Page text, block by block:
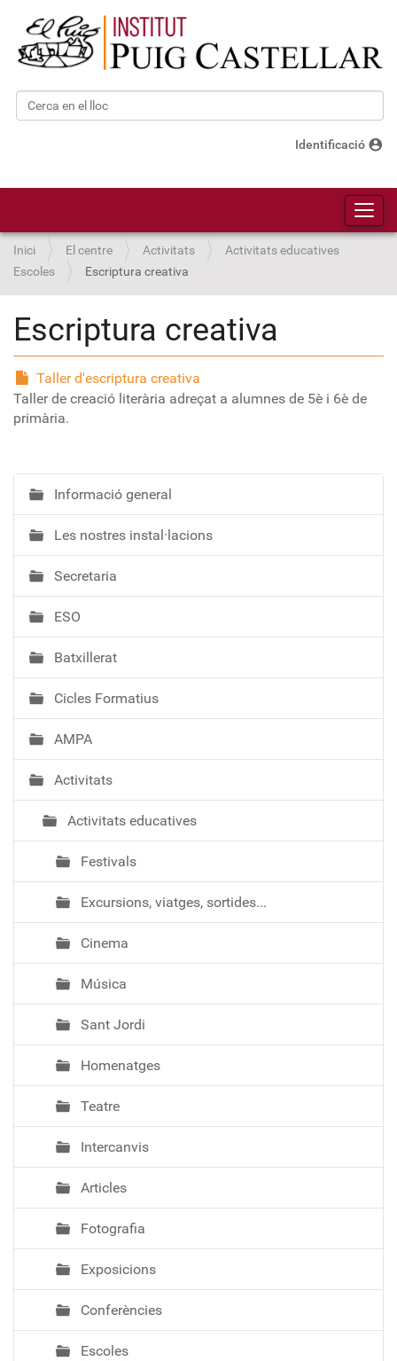
Cerca
Identificació account_circle
Inici El centre Activitats
Activitats educatives
Escoles
Escriptura creativa
Escriptura creativa
Taller d'escriptura creativa
Taller de creació literària adreçat a alumnes de 5è i 6è de
primària.
N
a
v
e
g
a
c
ó
Informació general
Les nostres instal·lacions
Secretaria
ESO
Batxillerat
Cicles Formatius
AMPA
Activitats
Activitats educatives
Festivals
Excursions, viatges, sortides...
Cinema
Música
Sant Jordi
Homenatges
Teatre
Intercanvis
Articles
Fotografia
Exposicions
Conferències
Escoles